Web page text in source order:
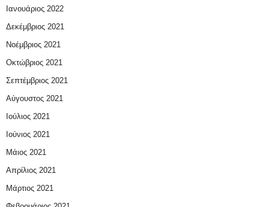
Ιανουάριος 2022
Δεκέμβριος 2021
Νοέμβριος 2021
Οκτώβριος 2021
Σεπτέμβριος 2021
Αύγουστος 2021
Ιούλιος 2021
Ιούνιος 2021
Μάιος 2021
Απρίλιος 2021
Μάρτιος 2021